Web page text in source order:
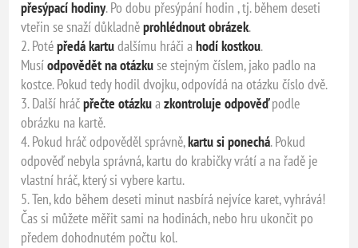
přesýpací hodiny. Po dobu přesýpání hodin , tj. během deseti
vteřin se snaží důkladněprohlédnout obrázek.
2. Potépředá kartudalšímu hráči ahodí kostkou.
Musíodpovědět na otázkuse stejným číslem, jako padlo na
kostce. Pokud tedy hodil dvojku, odpovídá na otázku číslo dvě.
3. Další hráčpřečte otázkuazkontroluje odpověďpodle
obrázku na kartě.
4. Pokud hráč odpověděl správně,kartu si ponechá. Pokud
odpověď nebyla správná, kartu do krabičky vrátí a na řadě je
vlastní hráč, který si vybere kartu.
5. Ten, kdo během deseti minut nasbírá nejvíce karet, vyhrává!
Čas si můžete měřit sami na hodinách, nebo hru ukončit po
předem dohodnutém počtu kol.